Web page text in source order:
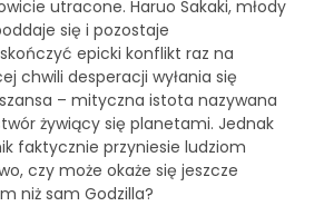
utracone. Haruo Sakaki, młody
się i pozostaje
epicki konflikt raz na
chwili desperacji wyłania się
– mityczna istota nazywana
żywiący się planetami. Jednak
faktycznie przyniesie ludziom
czy może okaże się jeszcze
niż sam Godzilla?